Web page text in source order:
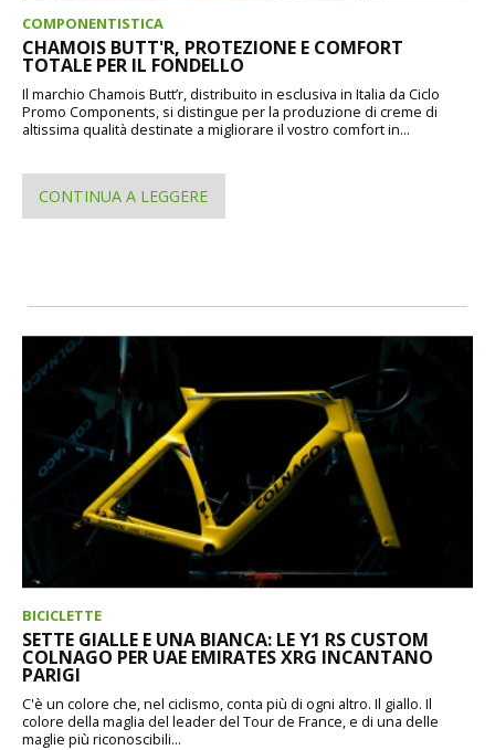
COMPONENTISTICA
CHAMOIS BUTT'R, PROTEZIONE E COMFORT
TOTALE PER IL FONDELLO
Il marchio Chamois Butt’r, distribuito in esclusiva in Italia da Ciclo
Promo Components, si distingue per la produzione di creme di
altissima qualità destinate a migliorare il vostro comfort in...
CONTINUA A LEGGERE
BICICLETTE
SETTE GIALLE E UNA BIANCA: LE Y1 RS CUSTOM
COLNAGO PER UAE EMIRATES XRG INCANTANO
PARIGI
C'è un colore che, nel ciclismo, conta più di ogni altro. Il giallo. Il
colore della maglia del leader del Tour de France, e di una delle
maglie più riconoscibili...